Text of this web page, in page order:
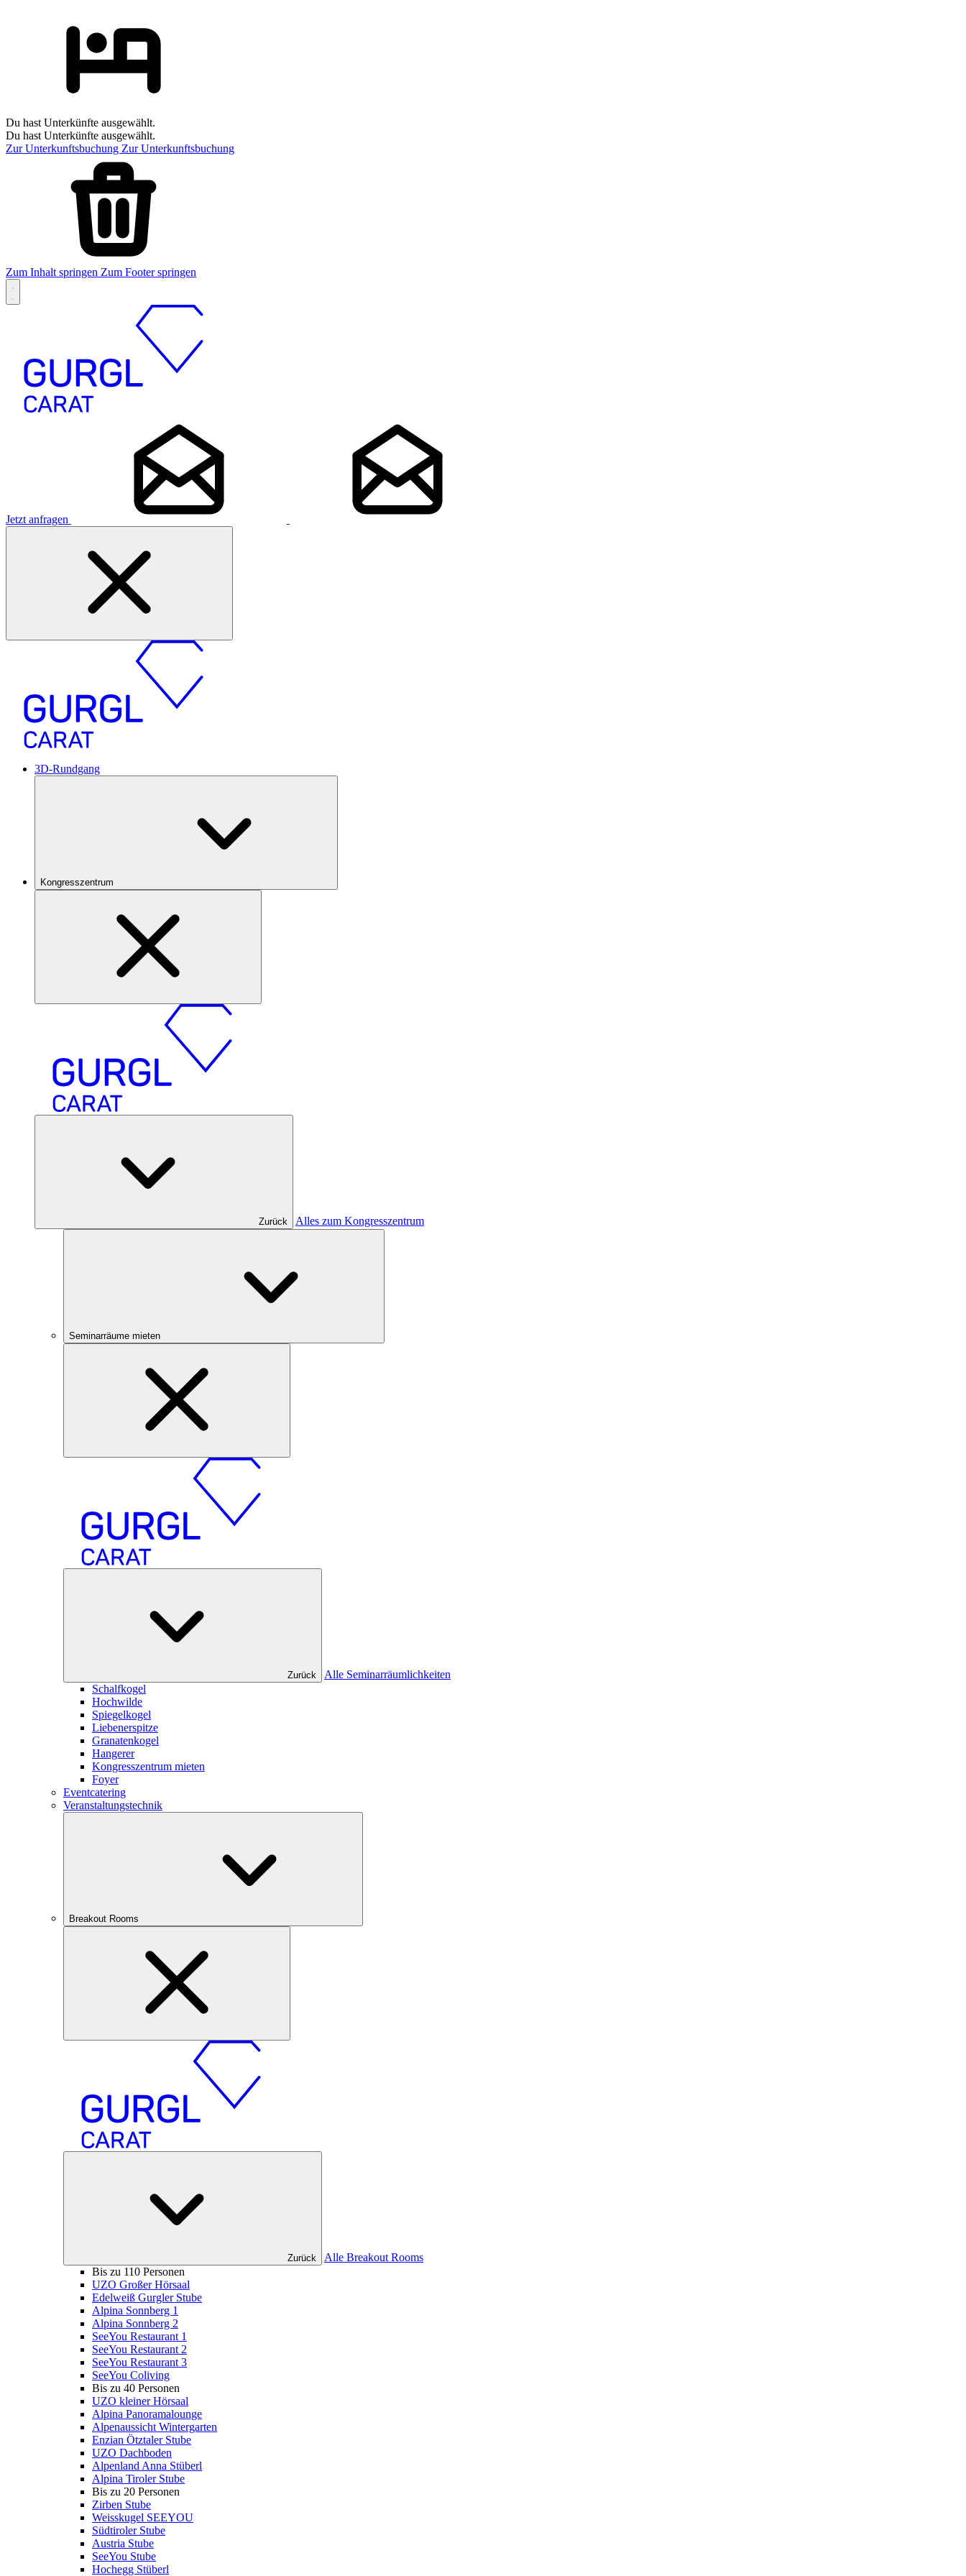
Du hast Unterkünfte ausgewählt.
Du hast Unterkünfte ausgewählt.
Zur Unterkunftsbuchung Zur Unterkunftsbuchung
Zum Inhalt springen Zum Footer springen
Jetzt anfragen
3D-Rundgang
Kongresszentrum
Zurück Alles zum Kongresszentrum
Seminarräume mieten
Zurück
Alle Seminarräumlichkeiten
Schalfkogel
Hochwilde
Spiegelkogel
Liebenerspitze
Granatenkogel
Hangerer
Kongresszentrum mieten
Foyer
Eventcatering
Veranstaltungstechnik
Breakout Rooms
Zurück
Alle Breakout Rooms
Bis zu 110 Personen
UZO Großer Hörsaal
Edelweiß Gurgler Stube
Alpina Sonnberg 1
Alpina Sonnberg 2
SeeYou Restaurant 1
SeeYou Restaurant 2
SeeYou Restaurant 3
SeeYou Coliving
Bis zu 40 Personen
UZO kleiner Hörsaal
Alpina Panoramalounge
Alpenaussicht Wintergarten
Enzian Ötztaler Stube
UZO Dachboden
Alpenland Anna Stüberl
Alpina Tiroler Stube
Bis zu 20 Personen
Zirben Stube
Weisskugel SEEYOU
Südtiroler Stube
Austria Stube
SeeYou Stube
Hochegg Stüberl